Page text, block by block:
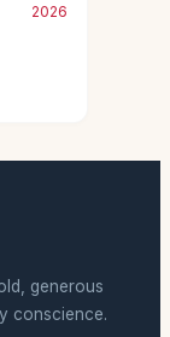
2026
generous
conscience.